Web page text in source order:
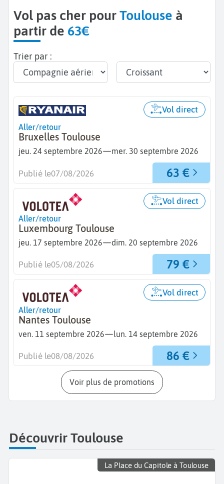
Vol pas cher pourToulouse à
partir de 63€
Trier par :
Aller/retour
Bruxelles Toulouse
jeu. 24 septembre 2026—mer. 30 septembre 2026
Vol direct
63 €
Publié le07/08/2026
Aller/retour
Luxembourg Toulouse
jeu. 17 septembre 2026—dim. 20 septembre 2026
Vol direct
79 €
Publié le05/08/2026
Aller/retour
Nantes Toulouse
ven. 11 septembre 2026— lun. 14 septembre 2026
Vol direct
86 €
Publié le08/08/2026
Voir plus de promotions
Découvrir Toulouse
La Place du Capitole à Toulouse